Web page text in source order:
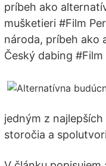
príbeh ako
mušketieri #Film
národa, príbeh ako
Český dabing
jedným z
storočia a